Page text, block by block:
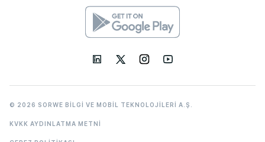
© 2026 SORWE BİLGİ VE MOBİL TEKNOLOJİLERİ A.Ş.
KVKK AYDINLATMA METNİ